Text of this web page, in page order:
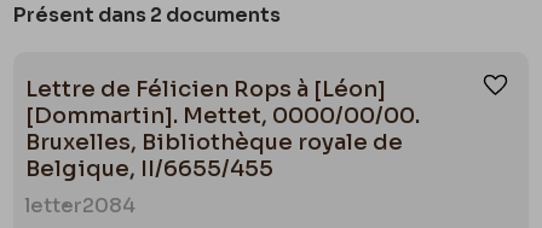
Présent dans 2 documents
Lettre de Félicien Rops à [Léon]
[Dommartin]. Mettet, 0000/00/00.
Bruxelles, Bibliothèque royale de
Belgique, II/6655/455
letter2084